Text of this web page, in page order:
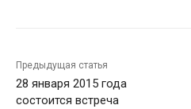
Предыдущая статья
28 января 2015 года
состоится встреча